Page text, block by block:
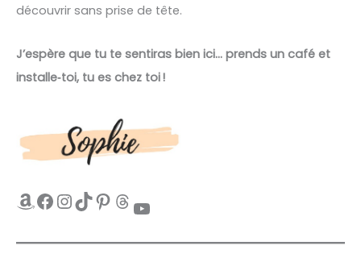
découvrir sans prise de tête.
J’espère que tu te sentiras bien ici… prends un café et
installe‑toi, tu es chez toi !
Amazon Facebook InstagramTikTok Pinterest Threads YouTube